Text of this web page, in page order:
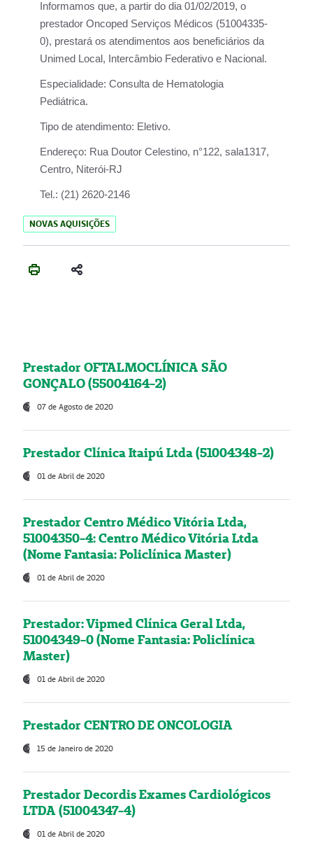
Informamos que, a partir do dia 01/02/2019, o
prestador Oncoped Serviços Médicos (51004335-
0), prestará os atendimentos aos beneficiários da
Unimed Local, Intercâmbio Federativo e Nacional.
Especialidade: Consulta de Hematologia
Pediátrica.
Tipo de atendimento: Eletivo.
Endereço: Rua Doutor Celestino, n°122, sala1317,
Centro, Niterói-RJ
Tel.: (21) 2620-2146
NOVAS AQUISIÇÕES
Prestador OFTALMOCLÍNICA SÃO
GONÇALO (55004164-2)
07 de Agosto de 2020
Prestador Clínica Itaipú Ltda (51004348-2)
01 de Abril de 2020
Prestador Centro Médico Vitória Ltda,
51004350-4: Centro Médico Vitória Ltda
(Nome Fantasia: Policlínica Master)
01 de Abril de 2020
Prestador: Vipmed Clínica Geral Ltda,
51004349-0 (Nome Fantasia: Policlínica
Master)
01 de Abril de 2020
Prestador CENTRO DE ONCOLOGIA
15 de Janeiro de 2020
Prestador Decordis Exames Cardiológicos
LTDA (51004347-4)
01 de Abril de 2020